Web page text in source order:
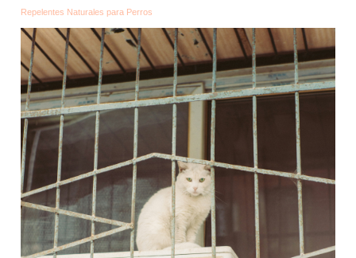
Repelentes Naturales para Perros